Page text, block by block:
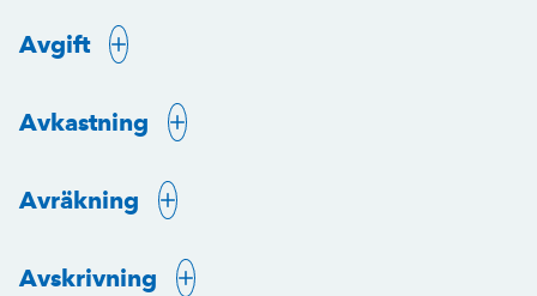
Avgift
Avkastning
Avräkning
Avskrivning